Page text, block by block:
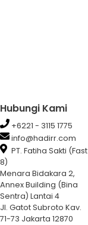
Hubungi Kami
+6221 - 3115 1775
info@hadirr.com
PT. Fatiha Sakti (Fast
8)
Menara Bidakara 2,
Annex Building (Bina
Sentra) Lantai 4
Jl. Gatot Subroto Kav.
71-73 Jakarta 12870